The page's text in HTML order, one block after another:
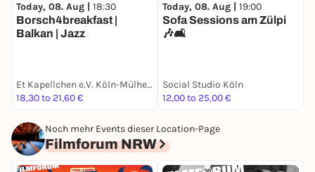
Today, 08. Aug | 18:30
Borsch4breakfast |
Balkan | Jazz
Et Kapellchen e.V. Köln-Mülheim
18,30 to 21,60 €
Today, 08. Aug | 19:00
Sofa Sessions am Zülpi
🎶🛋️
Social Studio Köln
12,00 to 25,00 €
Noch mehr Events dieser Location-Page
Filmforum NRW